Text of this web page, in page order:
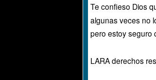
Te confieso Dios
algunas veces no
pero estoy seguro
LARA derechos